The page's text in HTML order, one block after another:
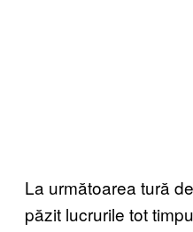
La următoarea tură
păzit lucrurile tot